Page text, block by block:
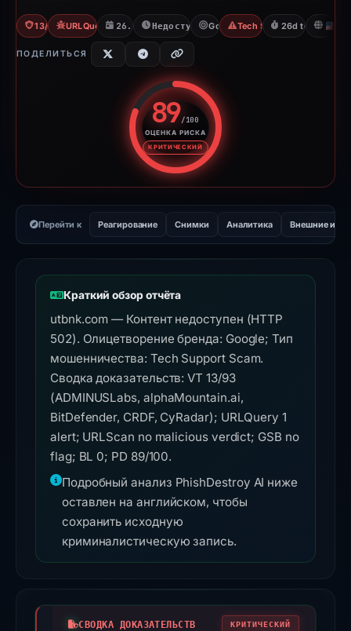
13/93 VTURLQuery: 1 threat alerts
26.02.2026Недоступно с 24.03.2026
GoogleTech Support Scam
26d to
ПОДЕЛИТЬСЯ
89/100
ОЦЕНКА РИСКА
КРИТИЧЕСКИЙ
Оценка риска: 89 из 100.
Перейти к Реагирование Снимки Аналитика Внешние
Краткий обзор отчёта
utbnk.com — Контент недоступен (HTTP
502). Олицетворение бренда: Google; Тип
мошенничества: Tech Support Scam.
Сводка доказательств: VT 13/93
(ADMINUSLabs, alphaMountain.ai,
BitDefender, CRDF, CyRadar); URLQuery 1
alert; URLScan no malicious verdict; GSB no
flag; BL 0; PD 89/100.
Подробный анализ PhishDestroy AI ниже
оставлен на английском, чтобы
сохранить исходную
криминалистическую запись.
СВОДКА ДОКАЗАТЕЛЬСТВ КРИТИЧЕСКИЙ